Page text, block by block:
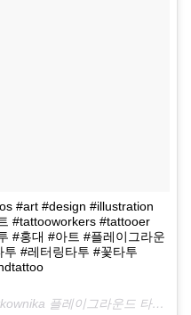
#art #design #illustration
#tattooworkers #tattooer
#홍대 #아트 #플레이그라운
#레터링타투 #꽃타투
Zdjęcie zamieszczone przez użytkownika 플레이그라운드 타투 •playground Tattoo• (@playground_tat2)